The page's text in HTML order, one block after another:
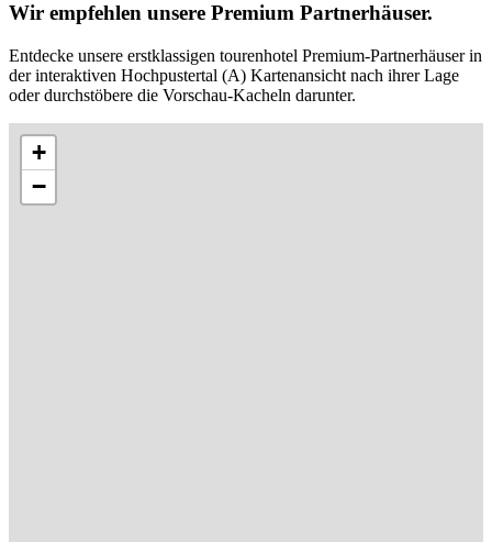
Wir empfehlen unsere Premium Partnerhäuser.
Entdecke unsere erstklassigen tourenhotel Premium-Partnerhäuser in
der interaktiven Hochpustertal (A) Kartenansicht nach ihrer Lage
oder durchstöbere die Vorschau-Kacheln darunter.
+
−